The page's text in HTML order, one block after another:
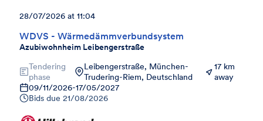
WDVS - Wärmedämmverbundsystem
Azubiwohnheim Leibengerstraße
28/07/2026 at 11:04
Tendering
phase
Leibengerstraße, München-
Trudering-Riem, Deutschland
17 km
away
09/11/2026-17/05/2027
Bids due 21/08/2026